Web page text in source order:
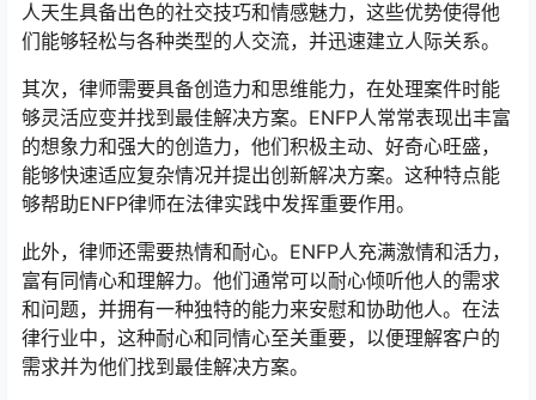
人天生具备出色的社交技巧和情感魅力，这些优势使得他
们能够轻松与各种类型的人交流，并迅速建立人际关系。
其次，律师需要具备创造力和思维能力，在处理案件时能
够灵活应变并找到最佳解决方案。ENFP人常常表现出丰富
的想象力和强大的创造力，他们积极主动、好奇心旺盛，
能够快速适应复杂情况并提出创新解决方案。这种特点能
够帮助ENFP律师在法律实践中发挥重要作用。
此外，律师还需要热情和耐心。ENFP人充满激情和活力，
富有同情心和理解力。他们通常可以耐心倾听他人的需求
和问题，并拥有一种独特的能力来安慰和协助他人。在法
律行业中，这种耐心和同情心至关重要，以便理解客户的
需求并为他们找到最佳解决方案。